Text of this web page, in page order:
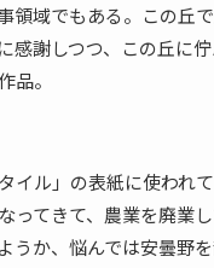
域でもある。この丘
謝しつつ、この丘に佇
品。
ル」の表紙に使われ
てきて、農業を廃業
か、悩んでは安曇野